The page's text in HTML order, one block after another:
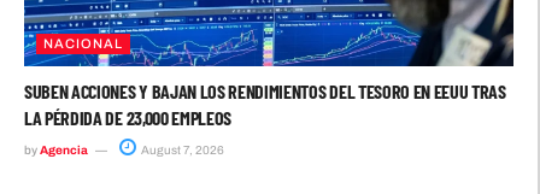
NACIONAL
SUBEN ACCIONES Y BAJAN LOS RENDIMIENTOS DEL TESORO EN EEUU TRAS
LA PÉRDIDA DE 23,000 EMPLEOS
byAgencia August 7, 2026